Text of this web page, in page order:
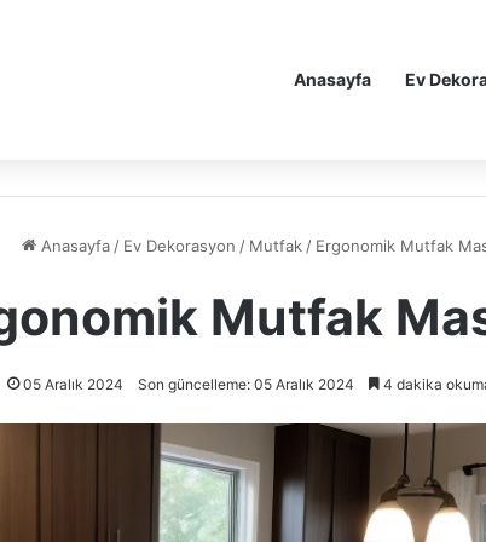
Anasayfa Ev
Anasayfa / Ev Dekorasyon / Mutfak / Ergonomik Mutfak
Mutfak
05 Aralık 2024 Son güncelleme: 05 Aralık 2024 4 dakika